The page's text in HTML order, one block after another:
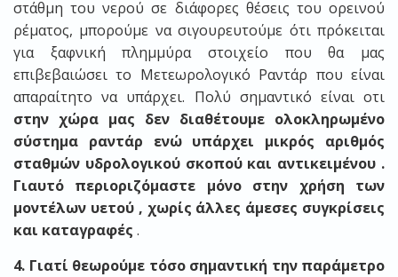
στάθμη του νερού σε διάφορες θέσεις του ορεινού
ρέματος, μπορούμε να σιγουρευτούμε ότι πρόκειται
για ξαφνική πλημμύρα στοιχείο που θα μας
επιβεβαιώσει το Μετεωρολογικό Ραντάρ που είναι
απαραίτητο να υπάρχει. Πολύ σημαντικό είναι οτι
στην χώρα μας δεν διαθέτουμε ολοκληρωμένο
σύστημα ραντάρ ενώ υπάρχει μικρός αριθμός
σταθμών υδρολογικού σκοπού και αντικειμένου .
Γιαυτό περιοριζόμαστε
μόνο στην χρήση των
μοντέλων υετού , χωρίς άλλες άμεσες συγκρίσεις
και καταγραφές .
4. Γιατί θεωρούμε τόσο σημαντική την παράμετρο